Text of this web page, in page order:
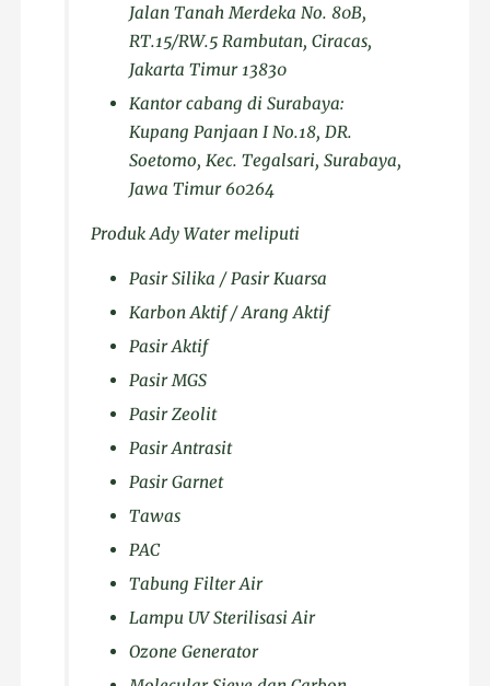
Jalan Tanah Merdeka No. 80B,
RT.15/RW.5 Rambutan, Ciracas,
Jakarta Timur 13830
Kantor cabang di Surabaya:
Kupang Panjaan I No.18, DR.
Soetomo, Kec. Tegalsari, Surabaya,
Jawa Timur 60264
Produk Ady Water meliputi
Pasir Silika / Pasir Kuarsa
Karbon Aktif / Arang Aktif
Pasir Aktif
Pasir MGS
Pasir Zeolit
Pasir Antrasit
Pasir Garnet
Tawas
PAC
Tabung Filter Air
Lampu UV Sterilisasi Air
Ozone Generator